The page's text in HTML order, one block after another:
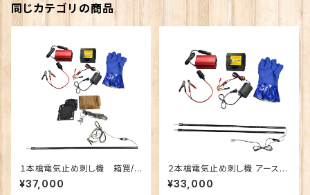
同じカテゴリの商品
１本槍電気止め刺し機 箱罠/く
くり罠兼用・鼻くくりセット (新仕
様)
¥37,000
２本槍電気止め刺し機 アースが
取れない状況がある場合はこち
ら （新仕様）
¥33,000